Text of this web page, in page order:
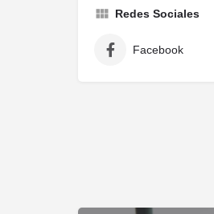
Redes Sociales
Facebook